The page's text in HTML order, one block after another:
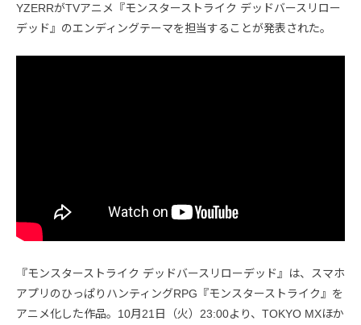
YZERRがTVアニメ『モンスターストライク デッドバースリロー
デッド』のエンディングテーマを担当することが発表された。
『モンスターストライク デッドバースリローデッド』は、スマホ
アプリのひっぱりハンティングRPG『モンスターストライク』を
アニメ化した作品。10月21日（火）23:00より、TOKYO MXほか